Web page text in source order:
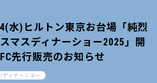
水)ヒルトン東京お台場「純烈
マスディナーショー2025」開
先行販売のお知らせ
ディナーショー